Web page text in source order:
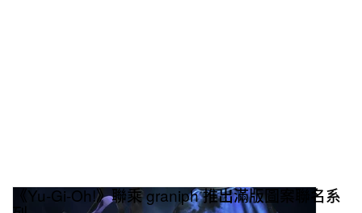
《Yu-Gi-Oh!》聯乘 graniph 推出滿版圖案聯名系